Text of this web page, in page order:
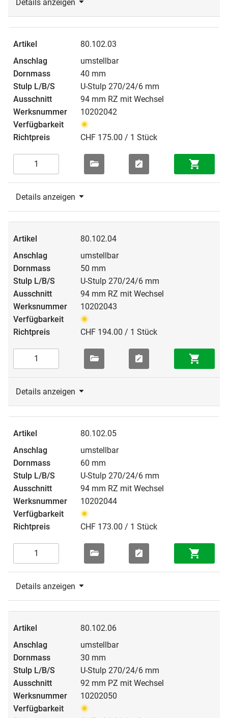
Details anzeigen
80.102.03
umstellbar
40 mm
U-Stulp 270/24/6 mm
94 mm RZ mit Wechsel
10202042
CHF 175.00 / 1 Stück
Details anzeigen
80.102.04
umstellbar
50 mm
U-Stulp 270/24/6 mm
94 mm RZ mit Wechsel
10202043
CHF 194.00 / 1 Stück
Details anzeigen
80.102.05
umstellbar
60 mm
U-Stulp 270/24/6 mm
94 mm RZ mit Wechsel
10202044
CHF 173.00 / 1 Stück
Details anzeigen
80.102.06
umstellbar
30 mm
U-Stulp 270/24/6 mm
92 mm PZ mit Wechsel
10202050